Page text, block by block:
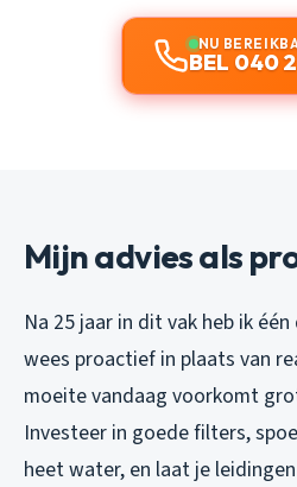
NU
BEL 040
Mijn advies als
Na 25 jaar in dit vak heb ik
wees proactief in plaats van
moeite vandaag voorkomt
Investeer in goede filters,
heet water, en laat je